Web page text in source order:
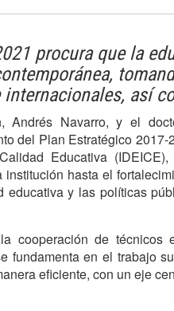
procura que la
así
Andrés Navarro, y el
del Plan Estratégico 2017-
Educativa
hasta el
y las políticas
cooperación de técnicos
fundamenta en el trabajo
eficiente, con un eje